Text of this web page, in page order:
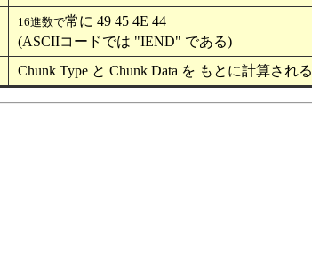
16進数で常に 49 45 4E 44
(ASCIIコードでは "IEND" である)
Chunk Type と Chunk Data を もとに計算される